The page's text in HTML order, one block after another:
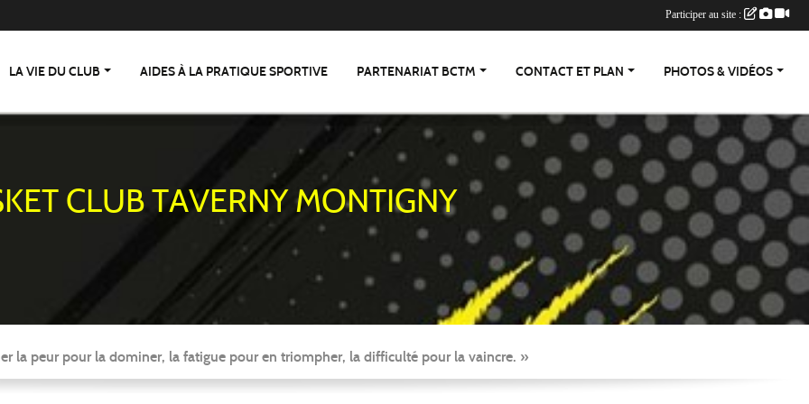
LA VIE DU CLUB AIDES À LA PRATIQUE SPORTIVE PARTENARIAT BCTM CONTACT ET PLAN PHOTOS & VIDÉOS
CLUB TAVERNY MONTIGNY
la peur pour la dominer, la fatigue pour en triompher, la difficulté pour la vaincre. »
Participer au site :